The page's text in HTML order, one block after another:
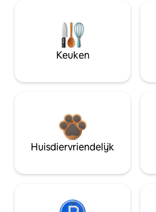
Keuken
Huisdiervriendelijk